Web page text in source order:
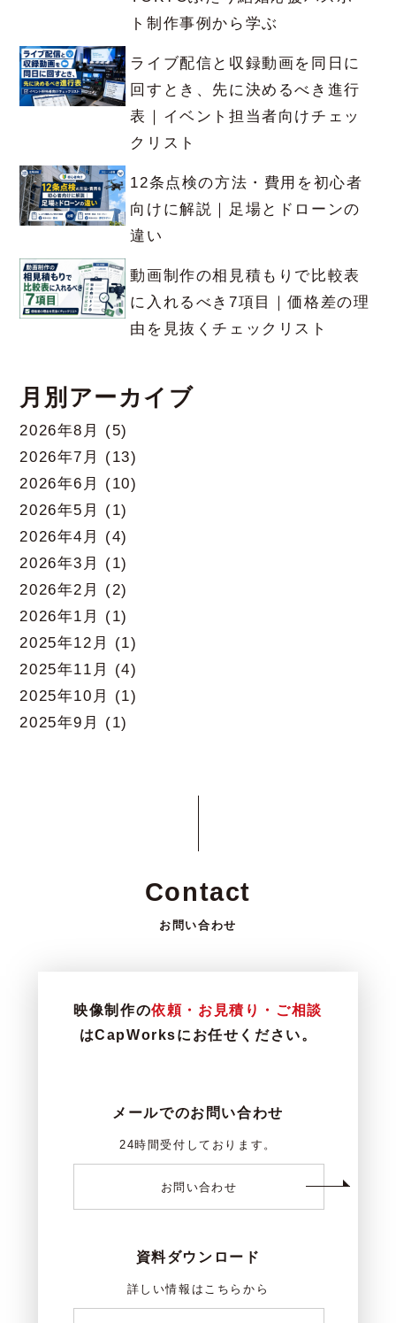
ト制作事例から学ぶ
ライブ配信と収録動画を同日に
回すとき、先に決めるべき進行
表｜イベント担当者向けチェッ
クリスト
12条点検の方法・費用を初心者
向けに解説｜足場とドローンの
違い
動画制作の相見積もりで比較表
に入れるべき7項目｜価格差の理
由を見抜くチェックリスト
月別アーカイブ
2026年8月
(5)
2026年7月
(13)
2026年6月
(10)
2026年5月
(1)
2026年4月
(4)
2026年3月
(1)
2026年2月
(2)
2026年1月
(1)
2025年12月
(1)
2025年11月
(4)
2025年10月
(1)
2025年9月
(1)
Contact
お問い合わせ
映像制作の依頼・お見積り・ご相談
はCapWorksにお任せください。
メールでのお問い合わせ
24時間受付しております。
お問い合わせ
資料ダウンロード
詳しい情報はこちらから